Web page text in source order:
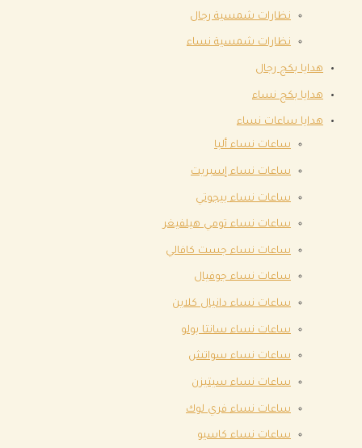
نظارات شمسية رجال
نظارات شمسية نساء
هدايا بكج رجال
هدايا بكج نساء
هدايا ساعات نساء
ساعات نساء ألبا
ساعات نساء إسبريت
ساعات نساء بيجوتي
ساعات نساء تومي هيلفيغر
ساعات نساء جست كافالي
ساعات نساء جوفيال
ساعات نساء دانيال كلاين
ساعات نساء سانتا بولو
ساعات نساء سواتش
ساعات نساء سيتيزن
ساعات نساء فري لوك
ساعات نساء كاسيو